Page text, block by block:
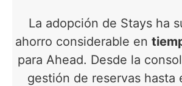
La adopción de Stays ha
ahorro considerable en
para Ahead. Desde la
gestión de reservas hasta